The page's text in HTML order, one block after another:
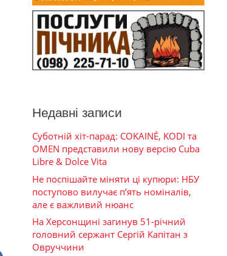
Недавні записи
Суботній хіт-парад: COKAINÉ, KODI та
OMEN представили нову версію Cuba
Libre & Dolce Vita
Не поспішайте міняти ці купюри: НБУ
поступово вилучає п’ять номіналів,
але є важливий нюанс
На Херсонщині загинув 51-річний
головний сержант Сергій Капітан з
Овруччини